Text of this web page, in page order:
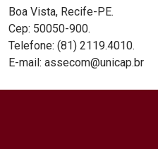
Boa Vista, Recife-PE.
Cep: 50050-900.
Telefone: (81) 2119.4010.
E-mail: assecom@unicap.br